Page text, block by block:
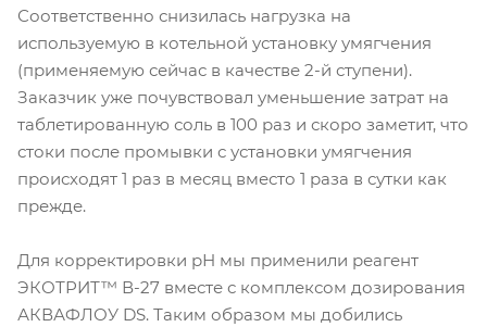
Соответственно снизилась нагрузка на
используемую в котельной установку умягчения
(применяемую сейчас в качестве 2-й ступени).
Заказчик уже почувствовал уменьшение затрат на
таблетированную соль в 100 раз и скоро заметит, что
стоки после промывки с установки умягчения
происходят 1 раз в месяц вместо 1 раза в сутки как
прежде.
Для корректировки рН мы применили реагент
ЭКОТРИТ™ В-27 вместе с комплексом дозирования
АКВАФЛОУ DS. Таким образом мы добились